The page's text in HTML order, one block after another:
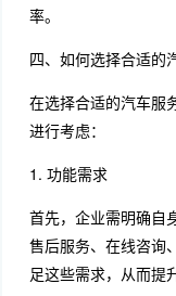
率。
四、如何选择合适的
在选择合适的汽车服
进行考虑：
1. 功能需求
首先，企业需明确自
售后服务、在线咨询
足这些需求，从而提